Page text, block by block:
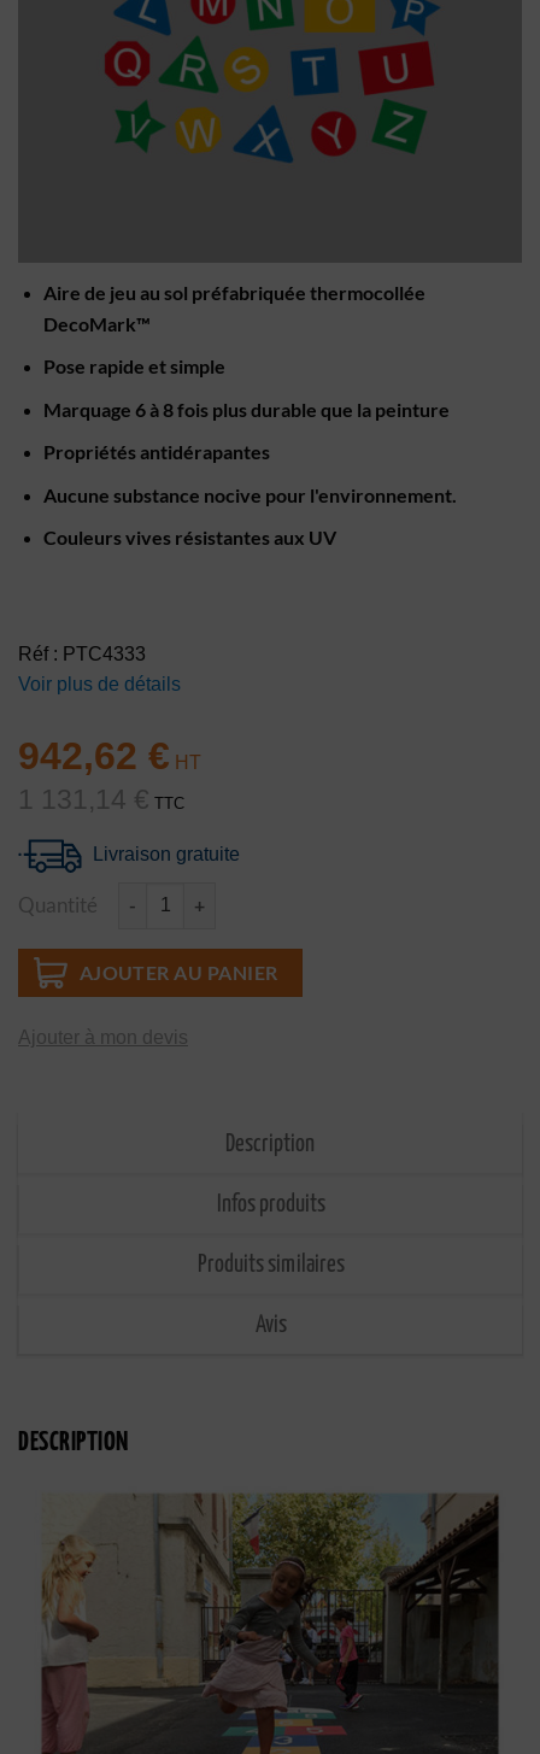
Aire de jeu au sol préfabriquée thermocollée
DecoMark™
Pose rapide et simple
Marquage 6 à 8 fois plus durable que la peinture
Propriétés antidérapantes
Aucune substance nocive pour l'environnement.
Couleurs vives résistantes aux UV
Réf : PTC4333
Voir plus de détails
942,62 €
1 131,14 € TTC
Livraison gratuite
Quantité
AJOUTER AU PANIER
Ajouter à mon devis
Description
Infos produits
Produits similaires
Avis
DESCRIPTION